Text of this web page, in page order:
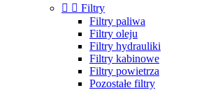
  Filtry
Filtry paliwa
Filtry oleju
Filtry hydrauliki
Filtry kabinowe
Filtry powietrza
Pozostałe filtry